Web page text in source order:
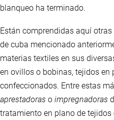
blanqueo ha terminado.
Están comprendidas aquí
de cuba mencionado
materias textiles en sus
en ovillos o bobinas, tejidos en
confeccionados. Entre estas
aprestadoras o impregnadoras
tratamiento en plano de tejidos